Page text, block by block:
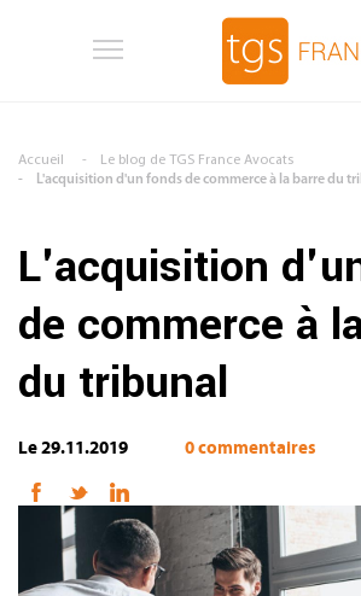
Accueil
Le blog de TGS France Avocats
L'acquisition d'un fonds de commerce à la barre du
L'acquisition
de commerce à
du tribunal
Le 29.11.2019 0 commentaires